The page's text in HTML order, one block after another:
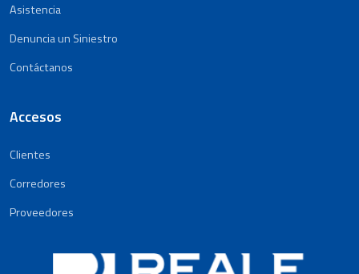
Asistencia
Denuncia un Siniestro
Contáctanos
Accesos
Clientes
Corredores
Proveedores